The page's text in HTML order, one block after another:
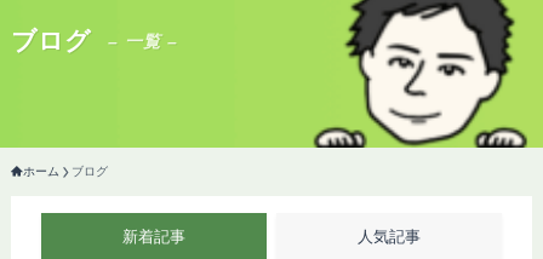
ブログ – 一覧 –
ホーム ブログ
新着記事 人気記事